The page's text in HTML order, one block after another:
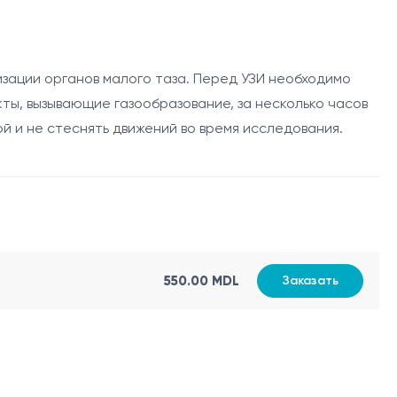
плодов и состояния матери. Оно позволяет
врачам тщательно отслеживать развитие
органов малого таза. Перед УЗИ необходимо
вызывающие газообразование, за несколько часов
не стеснять движений во время исследования.
550.00 MDL Заказать